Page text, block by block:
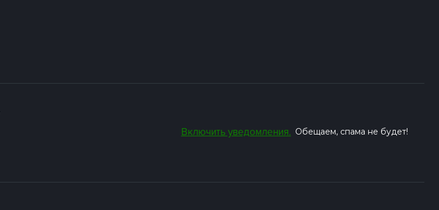
Включить уведомления. Обещаем, спама не будет!